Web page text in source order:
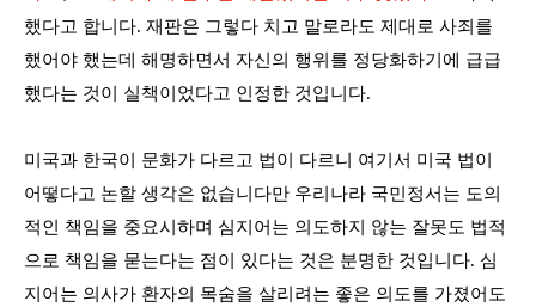
했다고 합니다. 재판은 그렇다 치고 말로라도 제대로 사죄를
했어야 했는데 해명하면서 자신의 행위를 정당화하기에 급급
했다는 것이 실책이었다고 인정한 것입니다.
미국과 한국이 문화가 다르고 법이 다르니 여기서 미국 법이
어떻다고 논할 생각은 없습니다만 우리나라 국민정서는 도의
적인 책임을 중요시하며 심지어는 의도하지 않는 잘못도 법적
으로 책임을 묻는다는 점이 있다는 것은 분명한 것입니다. 심
지어는 의사가 환자의 목숨을 살리려는 좋은 의도를 가졌어도